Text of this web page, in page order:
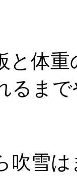
と体
るま
吹雪